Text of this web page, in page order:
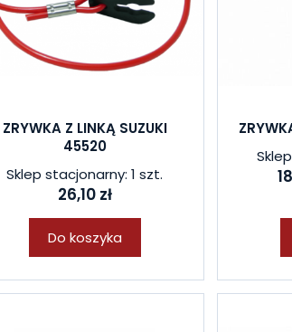
ZRYWKA Z LINKĄ SUZUKI
45520
Sklep stacjonarny: 1 szt.
26,10 zł
Do koszyka